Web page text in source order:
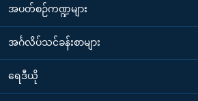
အပတ်စဉ်ကဏ္ဍများ
အင်္ဂလိပ်သင်ခန်းစာများ
ရေဒီယို